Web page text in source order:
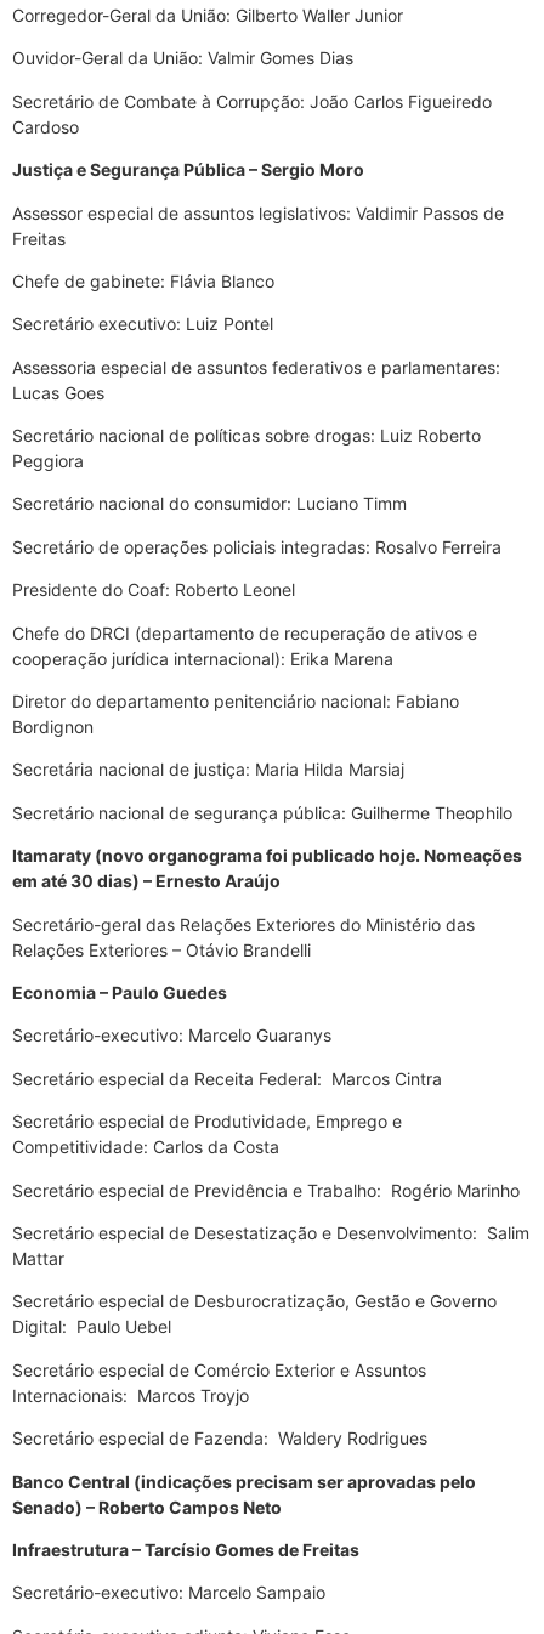
Corregedor-Geral da União: Gilberto Waller Junior
Ouvidor-Geral da União: Valmir Gomes Dias
Secretário de Combate à Corrupção: João Carlos Figueiredo
Cardoso
Justiça e Segurança Pública – Sergio Moro
Assessor especial de assuntos legislativos: Valdimir Passos de
Freitas
Chefe de gabinete: Flávia Blanco
Secretário executivo: Luiz Pontel
Assessoria especial de assuntos federativos e parlamentares:
Lucas Goes
Secretário nacional de políticas sobre drogas: Luiz Roberto
Peggiora
Secretário nacional do consumidor: Luciano Timm
Secretário de operações policiais integradas: Rosalvo Ferreira
Presidente do Coaf: Roberto Leonel
Chefe do DRCI (departamento de recuperação de ativos e
cooperação jurídica internacional): Erika Marena
Diretor do departamento penitenciário nacional: Fabiano
Bordignon
Secretária nacional de justiça: Maria Hilda Marsiaj
Secretário nacional de segurança pública: Guilherme Theophilo
Itamaraty (novo organograma foi publicado hoje. Nomeações
em até 30 dias) – Ernesto Araújo
Secretário-geral das Relações Exteriores do Ministério das
Relações Exteriores – Otávio Brandelli
Economia – Paulo Guedes
Secretário-executivo: Marcelo Guaranys
Secretário especial da Receita Federal: Marcos Cintra
Secretário especial de Produtividade, Emprego e
Competitividade: Carlos da Costa
Secretário especial de Previdência e Trabalho: Rogério Marinho
Secretário especial de Desestatização e Desenvolvimento: Salim
Mattar
Secretário especial de Desburocratização, Gestão e Governo
Digital: Paulo Uebel
Secretário especial de Comércio Exterior e Assuntos
Internacionais: Marcos Troyjo
Secretário especial de Fazenda: Waldery Rodrigues
Banco Central (indicações precisam ser aprovadas pelo
Senado) – Roberto Campos Neto
Infraestrutura – Tarcísio Gomes de Freitas
Secretário-executivo: Marcelo Sampaio